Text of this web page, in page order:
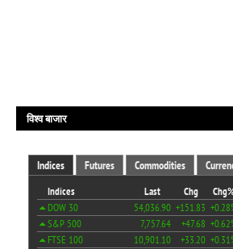
विश्व बाजार